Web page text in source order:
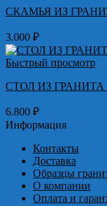
СКАМЬЯ ИЗ
3.000 ₽
Быстрый просмотр
СТОЛ ИЗ ГРАНИТА
6.800 ₽
Информация
Контакты
Доставка
Образцы
О компании
Оплата и